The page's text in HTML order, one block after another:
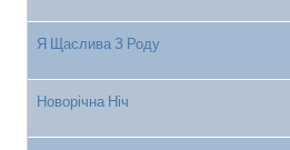
Я Щаслива З Роду
Новорічна Ніч